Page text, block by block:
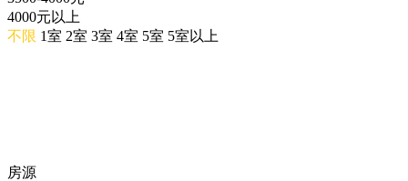
4000元以上
不限 1室 2室 3室 4室 5室 5室以上
房源